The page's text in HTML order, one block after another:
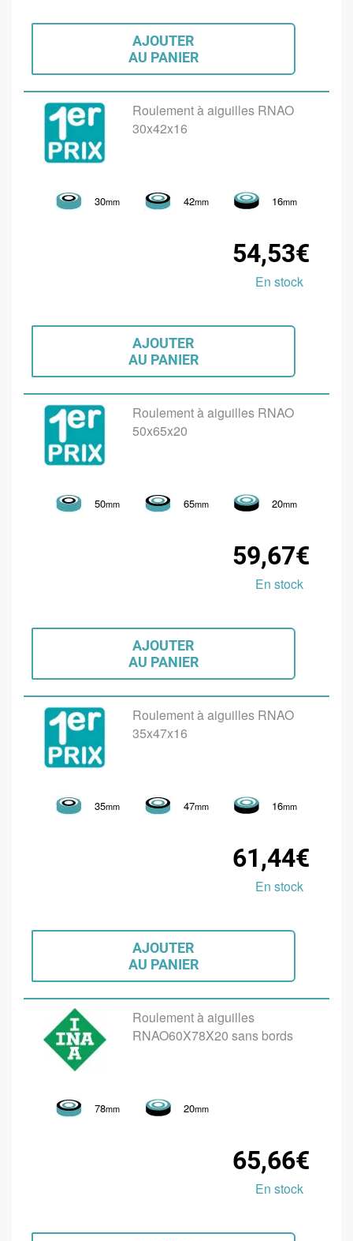
AJOUTER
AU PANIER
Roulement à aiguilles RNAO
30x42x16
30mm 42mm 16mm
54,53€
En stock
AJOUTER
AU PANIER
Roulement à aiguilles RNAO
50x65x20
50mm 65mm 20mm
59,67€
En stock
AJOUTER
AU PANIER
Roulement à aiguilles RNAO
35x47x16
35mm 47mm 16mm
61,44€
En stock
AJOUTER
AU PANIER
Roulement à aiguilles
RNAO60X78X20 sans bords
78mm 20mm
65,66€
En stock